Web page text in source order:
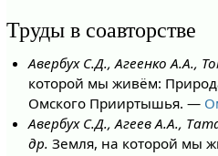
Труды в соавторстве
Авербух С.Д., Агеенко А.А.,
которой мы живём:
Омского Прииртышья. —
Авербух С.Д., Агеев А.А.,
др. Земля, на которой мы